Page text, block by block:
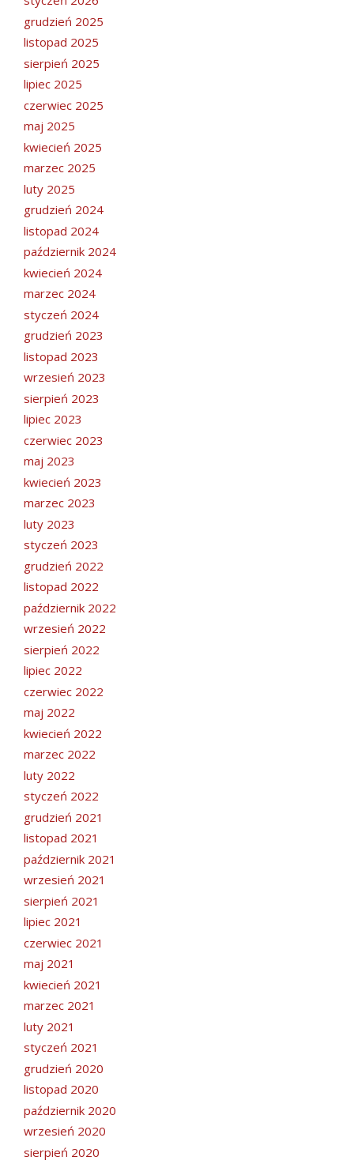
grudzień 2025
listopad 2025
sierpień 2025
lipiec 2025
czerwiec 2025
maj 2025
kwiecień 2025
marzec 2025
luty 2025
grudzień 2024
listopad 2024
październik 2024
kwiecień 2024
marzec 2024
styczeń 2024
grudzień 2023
listopad 2023
wrzesień 2023
sierpień 2023
lipiec 2023
czerwiec 2023
maj 2023
kwiecień 2023
marzec 2023
luty 2023
styczeń 2023
grudzień 2022
listopad 2022
październik 2022
wrzesień 2022
sierpień 2022
lipiec 2022
czerwiec 2022
maj 2022
kwiecień 2022
marzec 2022
luty 2022
styczeń 2022
grudzień 2021
listopad 2021
październik 2021
wrzesień 2021
sierpień 2021
lipiec 2021
czerwiec 2021
maj 2021
kwiecień 2021
marzec 2021
luty 2021
styczeń 2021
grudzień 2020
listopad 2020
październik 2020
wrzesień 2020
sierpień 2020